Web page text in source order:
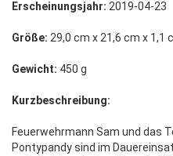
Erscheinungsjahr: 2019-04-23
Größe: 29,0 cm x 21,6 cm x 1,1
Gewicht: 450 g
Kurzbeschreibung:
Feuerwehrmann Sam und das
Pontypandy sind im